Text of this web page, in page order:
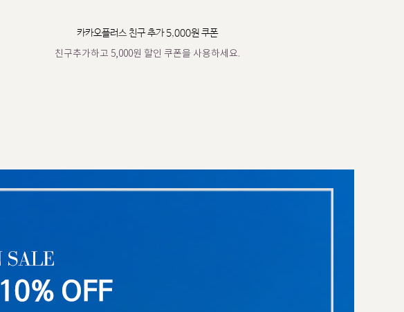
카카오플러스 친구 추가 5,000원 쿠폰
친구추가하고 5,000원 할인 쿠폰을 사용하세요.